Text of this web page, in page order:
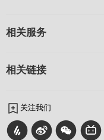
相关服务
相关链接
关注我们